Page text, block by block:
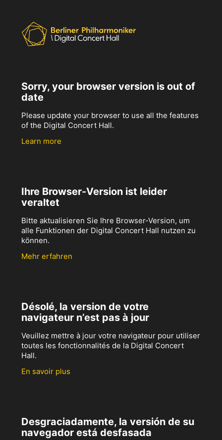
Sorry, your browser version is out of
date
Please update your browser to use all the features
of the Digital Concert Hall.
Learn more
Ihre Browser-Version ist leider
veraltet
Bitte aktualisieren Sie Ihre Browser-Version, um
alle Funktionen der Digital Concert Hall nutzen zu
können.
Mehr erfahren
Désolé, la version de votre
navigateur n’est pas à jour
Veuillez mettre à jour votre navigateur pour utiliser
toutes les fonctionnalités de la Digital Concert
Hall.
En savoir plus
Desgraciadamente, la versión de su
navegador está desfasada